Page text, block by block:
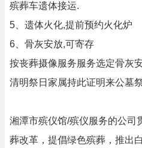
殡葬车遗体接运.
5、遗体火化,提前预约火化炉
6、骨灰安放,可寄存
按丧葬摄像服务服务选定骨灰
清明祭日家属持此证明来公墓
湘潭市殡仪馆/殡仪服务的公司
葬改革，提倡绿色殡葬，推出